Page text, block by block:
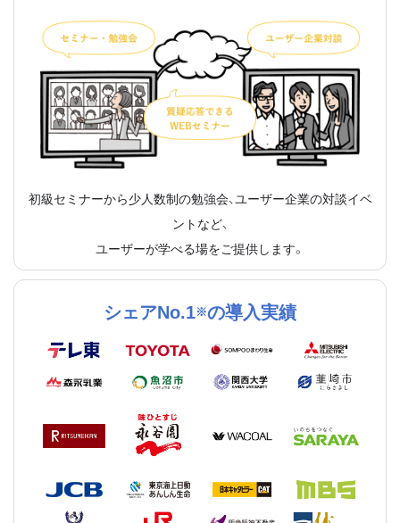
初級セミナーから少人数制の勉強会、ユーザー企業の対談イベ
ントなど、
ユーザーが学べる場をご提供します。
シェアNo.1※の導入実績